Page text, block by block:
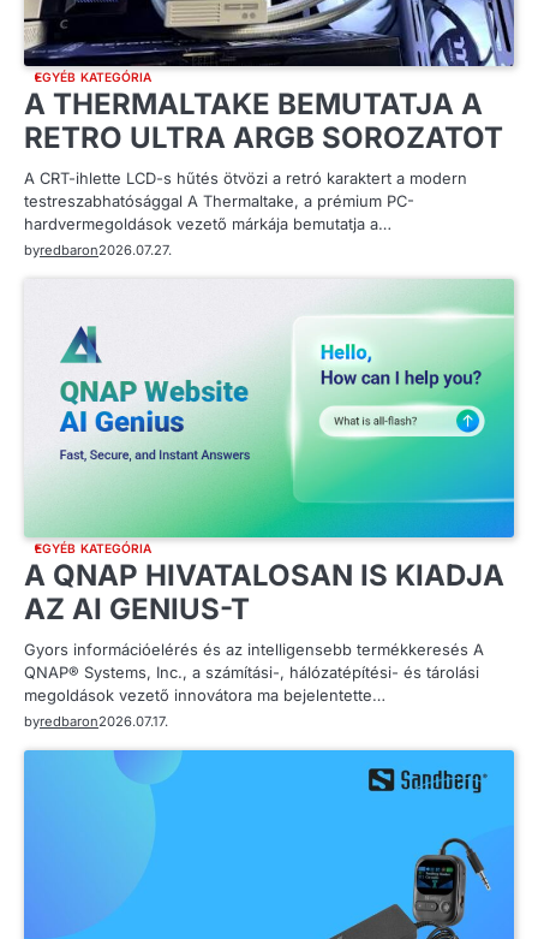
EGYÉB KATEGÓRIA
A THERMALTAKE BEMUTATJA A
RETRO ULTRA ARGB SOROZATOT
A CRT-ihlette LCD-s hűtés ötvözi a retró karaktert a modern
testreszabhatósággal A Thermaltake, a prémium PC-
hardvermegoldások vezető márkája bemutatja a…
byredbaron2026.07.27.
EGYÉB KATEGÓRIA
A QNAP HIVATALOSAN IS KIADJA
AZ AI GENIUS-T
Gyors információelérés és az intelligensebb termékkeresés A
QNAP® Systems, Inc., a számítási-, hálózatépítési- és tárolási
megoldások vezető innovátora ma bejelentette…
byredbaron2026.07.17.